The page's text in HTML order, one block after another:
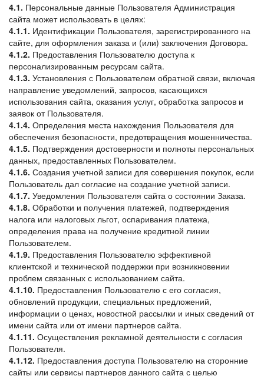
4.1. Персональные данные Пользователя Администрация
сайта может использовать в целях:
4.1.1. Идентификации Пользователя, зарегистрированного на
сайте, для оформления заказа и (или) заключения Договора.
4.1.2. Предоставления Пользователю доступа к
персонализированным ресурсам сайта.
4.1.3. Установления с Пользователем обратной связи, включая
направление уведомлений, запросов, касающихся
использования сайта, оказания услуг, обработка запросов и
заявок от Пользователя.
4.1.4. Определения места нахождения Пользователя для
обеспечения безопасности, предотвращения мошенничества.
4.1.5. Подтверждения достоверности и полноты персональных
данных, предоставленных Пользователем.
4.1.6. Создания учетной записи для совершения покупок, если
Пользователь дал согласие на создание учетной записи.
4.1.7. Уведомления Пользователя сайта о состоянии Заказа.
4.1.8. Обработки и получения платежей, подтверждения
налога или налоговых льгот, оспаривания платежа,
определения права на получение кредитной линии
Пользователем.
4.1.9. Предоставления Пользователю эффективной
клиентской и технической поддержки при возникновении
проблем связанных с использованием сайта.
4.1.10. Предоставления Пользователю с его согласия,
обновлений продукции, специальных предложений,
информации о ценах, новостной рассылки и иных сведений от
имени сайта или от имени партнеров сайта.
4.1.11. Осуществления рекламной деятельности с согласия
Пользователя.
4.1.12. Предоставления доступа Пользователю на сторонние
сайты или сервисы партнеров данного сайта с целью